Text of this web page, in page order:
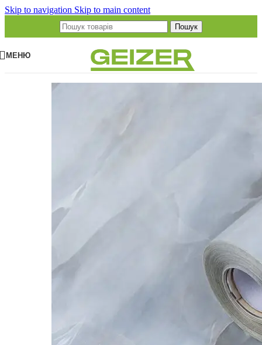
Skip to navigation Skip to main content
Пошук
МЕНЮ